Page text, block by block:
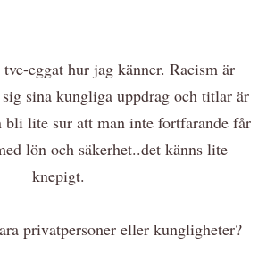
eggat hur jag känner. Racism är
sina kungliga uppdrag och titlar är
lite sur att man inte fortfarande får
lön och säkerhet..det känns lite
knepigt.
privatpersoner eller kungligheter?